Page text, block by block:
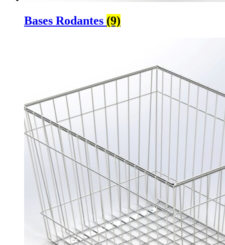
Bases Rodantes (9)